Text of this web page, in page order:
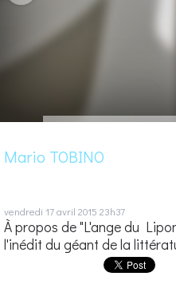
Mario TOBINO
vendredi 17avril 2015 23h37
À propos de "L'ange du
l'inédit du géant de la